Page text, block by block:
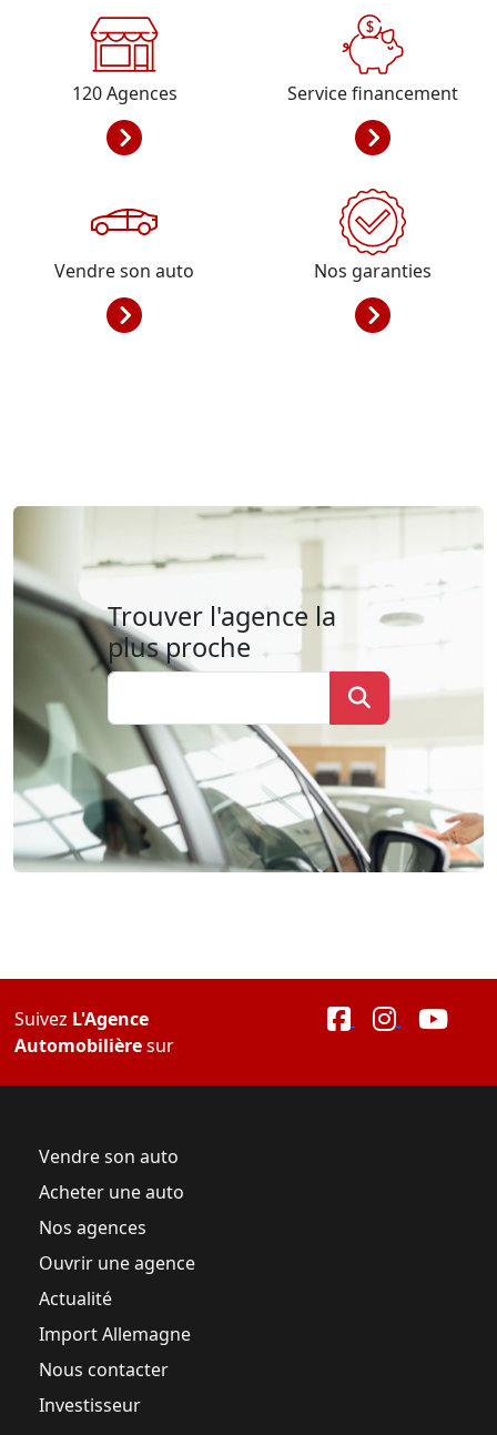
120Agences Service financement
Vendre son auto Nos garanties
Trouver l'agence la
plus proche
Suivez L'Agence
Automobilièresur
Vendre son auto
Acheter une auto
Nos agences
Ouvrir une agence
Actualité
Import Allemagne
Nous contacter
Investisseur